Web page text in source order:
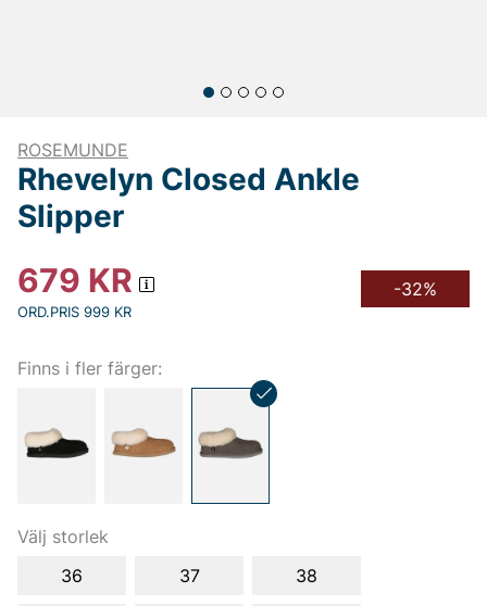
ROSEMUNDE
Rhevelyn Closed Ankle
Slipper
679 KR
ORD.PRIS 999 KR
-32%
Finns i fler färger:
Välj storlek
36 37 38